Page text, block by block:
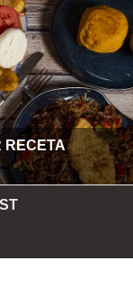
RECETA